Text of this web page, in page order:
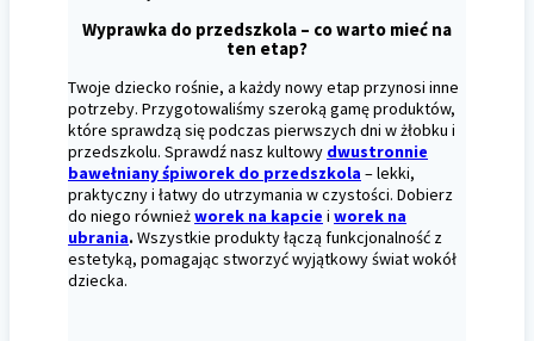
Wyprawka do przedszkola – co warto mieć na
ten etap?
Twoje dziecko rośnie, a każdy nowy etap przynosi inne
potrzeby. Przygotowaliśmy szeroką gamę produktów,
które sprawdzą się podczas pierwszych dni w żłobku i
przedszkolu. Sprawdź nasz kultowy dwustronnie
bawełniany śpiworek do przedszkola – lekki,
praktyczny i łatwy do utrzymania w czystości. Dobierz
do niego równieżworek na kapcie i worek na
ubrania. Wszystkie produkty łączą funkcjonalność z
estetyką, pomagając stworzyć wyjątkowy świat wokół
dziecka.